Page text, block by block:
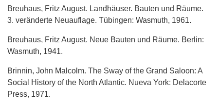
Breuhaus, Fritz August. Landhäuser. Bauten und Räume.
3. veränderte Neuauflage. Tübingen: Wasmuth, 1961.
Breuhaus, Fritz August. Neue Bauten und Räume. Berlin:
Wasmuth, 1941.
Brinnin, John Malcolm. The Sway of the Grand Saloon: A
Social History of the North Atlantic. Nueva York: Delacorte
Press, 1971.